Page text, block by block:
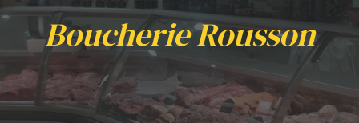
Boucherie Rousson